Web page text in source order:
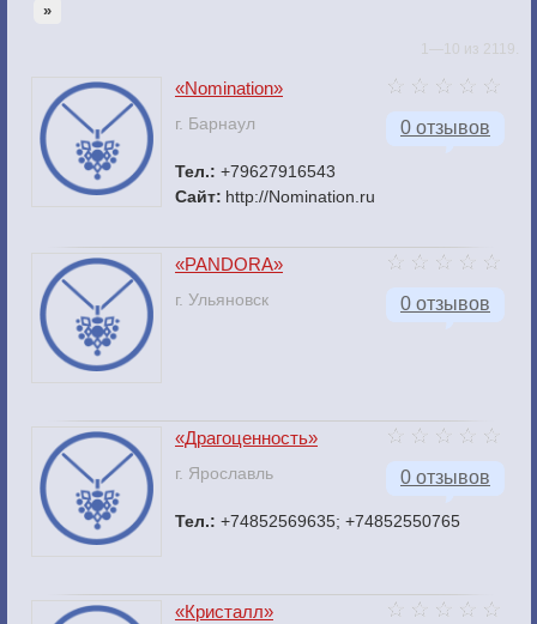
»
1—10 из 2119.
0 отзывов
«Nomination»
г. Барнаул
Тел.: +79627916543
Сайт: http://Nomination.ru
0 отзывов
«PANDORA»
г. Ульяновск
0 отзывов
«Драгоценность»
г. Ярославль
Тел.: +74852569635; +74852550765
«Кристалл»